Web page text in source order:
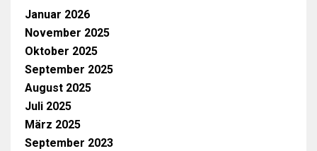
Januar 2026
November 2025
Oktober 2025
September 2025
August 2025
Juli 2025
März 2025
September 2023